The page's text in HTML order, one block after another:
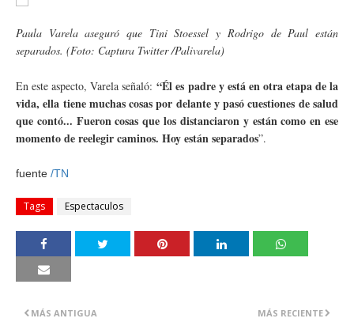
Paula Varela aseguró que Tini Stoessel y Rodrigo de Paul están
separados. (Foto: Captura Twitter /Palivarela)
En este aspecto, Varela señaló:“Él es padre y está en otra etapa de la
vida, ella tiene muchas cosas por delante y pasó cuestiones de salud
que contó... Fueron cosas que los distanciaron y están como en ese
momento de reelegir caminos. Hoy están separados”.
fuente /TN
Tags Espectaculos
MÁS RECIENTE
MÁS ANTIGUA